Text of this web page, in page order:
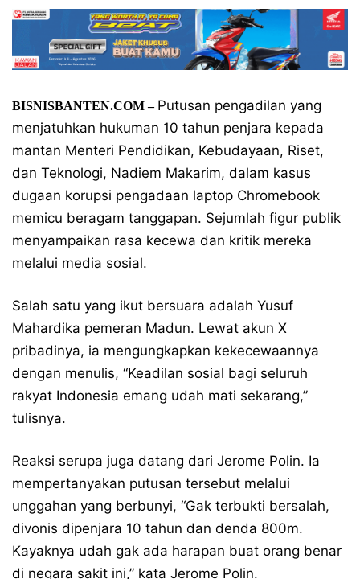
BISNISBANTEN.COM– Putusan pengadilan yang
menjatuhkan hukuman 10 tahun penjara kepada
mantan Menteri Pendidikan, Kebudayaan, Riset,
dan Teknologi, Nadiem Makarim, dalam kasus
dugaan korupsi pengadaan laptop Chromebook
memicu beragam tanggapan. Sejumlah figur publik
menyampaikan rasa kecewa dan kritik mereka
melalui media sosial.
Salah satu yang ikut bersuara adalah Yusuf
Mahardika pemeran Madun. Lewat akun X
pribadinya, ia mengungkapkan kekecewaannya
dengan menulis, “Keadilan sosial bagi seluruh
rakyat Indonesia emang udah mati sekarang,”
tulisnya.
Reaksi serupa juga datang dari Jerome Polin. Ia
mempertanyakan putusan tersebut melalui
unggahan yang berbunyi, “Gak terbukti bersalah,
divonis dipenjara 10 tahun dan denda 800m.
Kayaknya udah gak ada harapan buat orang benar
di negara sakit ini,” kata Jerome Polin.